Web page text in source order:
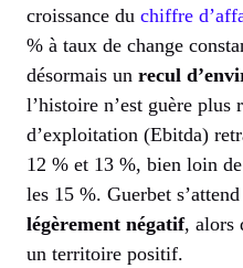
croissance du chiffre
% à taux de change
désormais un recul
l’histoire n’est guère plus
d’exploitation (Ebitda)
12 % et 13 %, bien loin
les 15 %. Guerbet
légèrement négatif, alors
un territoire positif.